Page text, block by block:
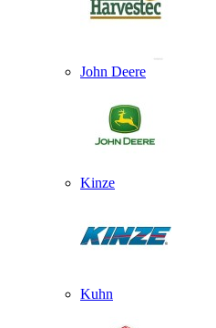
John Deere
Kinze
Kuhn